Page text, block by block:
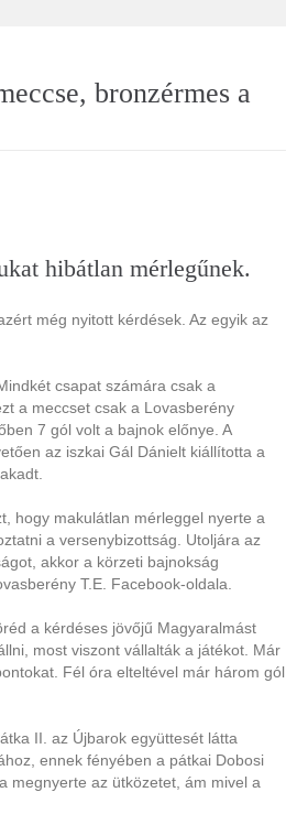
bronzérmes a
hibátlan mérlegűnek.
még nyitott kérdések. Az egyik az
csapat számára csak a
a meccset csak a Lovasberény
7 gól volt a bajnok előnye. A
az iszkai Gál Dánielt kiállította a
hogy makulátlan mérleggel nyerte a
a versenybizottság. Utoljára az
akkor a körzeti bajnokság
T.E. Facebook-oldala.
a kérdéses jövőjű Magyaralmást
most viszont vállalták a játékot. Már
Fél óra elteltével már három gól
II. az Újbarok együttesét látta
ennek fényében a pátkai Dobosi
megnyerte az ütközetet, ám mivel a